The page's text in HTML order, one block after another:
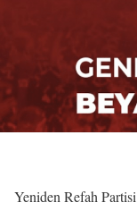
Yeniden Refah